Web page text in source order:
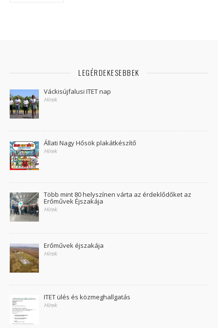
LEGÉRDEKESEBBEK
Váckisújfalusi ITET nap
Hírek
Állati Nagy Hősök plakátkészítő
Hírek
Több mint 80 helyszínen várta az érdeklődőket az
Erőművek Éjszakája
Hírek
Erőművek éjszakája
Hírek
ITET ülés és közmeghallgatás
Hírek